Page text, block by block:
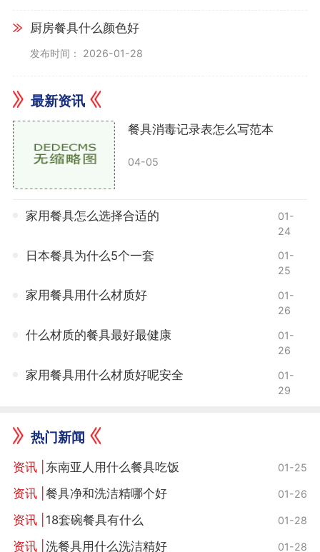
厨房餐具什么颜色好
发布时间： 2026-01-28
最新资讯
餐具消毒记录表怎么写范本
04-05
家用餐具怎么选择合适的
01-
24
日本餐具为什么5个一套
01-
25
家用餐具用什么材质好
01-
26
什么材质的餐具最好最健康
01-
26
家用餐具用什么材质好呢安全
01-
29
热门新闻
东南亚人用什么餐具吃饭 01-25
餐具净和洗洁精哪个好 01-26
18套碗餐具有什么 01-28
洗餐具用什么洗洁精好 01-28